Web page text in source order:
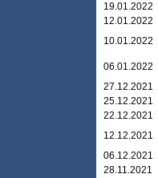
19.01.2022
12.01.2022
10.01.2022
06.01.2022
27.12.2021
25.12.2021
22.12.2021
12.12.2021
06.12.2021
28.11.2021